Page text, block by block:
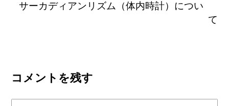
サーカディアンリズム（体内時計）につい
て
コメントを残す